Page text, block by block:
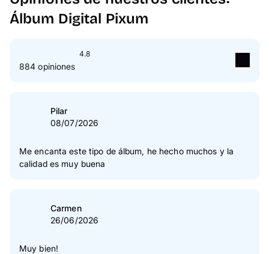
promocional introduciéndolo en el campo
indicado en la cesta para los códigos
El carrito mostrará el importe que te
ahorras y el gasto total.
Álbum Digital Pixum
4.8
884 opiniones
Estrella(s)
Estrella(s)
2 Estrella(s)
1 Estrella(s)
Pilar
08/07/2026
Me encanta este tipo de álbum, he hecho muchos y la
calidad es muy buena
Carmen
26/06/2026
Muy bien!